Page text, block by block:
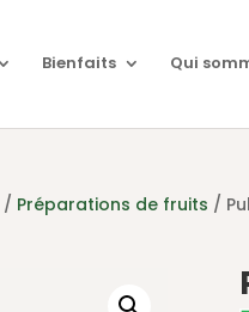
Bienfaits Qui
/ Préparations de fruits /